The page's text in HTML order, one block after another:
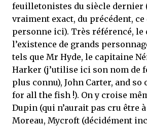
feuilletonistes du siècle dernier
vraiment exact, du précédent,
personne ici). Très référencé,
l’existence de grands
tels que Mr Hyde, le capitaine
Harker (j’utilise ici son nom de
plus connu), John Carter, and so
for all the fish !). On y croise
Dupin (qui n’aurait pas cru être
Moreau, Mycroft (décidément